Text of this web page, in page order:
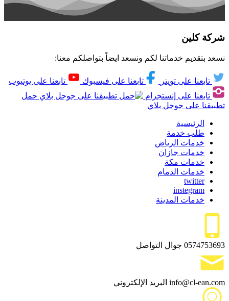
شركة كلين
نسعد بتقديم خدماتنا لكم ونسعد ايضاً بتواصلكم معنا:
تابعنا على تويتر تابعنا على فيسبوك
تابعنا على يوتيوب
تابعنا على إنستجرام
حمل
تطبيقنا على جوجل بلاي
الرئيسية
طلب خدمة
خدمات الرياض
خدمات جازان
خدمات مكة
خدمات الدمام
twitter
instegram
خدمات المدينة
0574753693 جوال التواصل
info@cl-ean.com البريد الإلكتروني